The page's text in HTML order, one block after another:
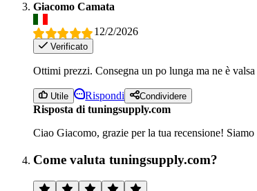
Giacomo Camata
12/2/2026
Verificato
Ottimi prezzi. Consegna un po lunga ma ne è
Utile Rispondi Condividere
Risposta di tuningsupply.com
Ciao Giacomo, grazie per la tua recensione!
Come valuta tuningsupply.com?